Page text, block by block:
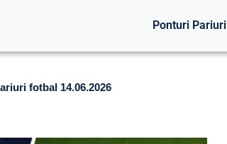
Ponturi Pariuri
fotbal 14.06.2026